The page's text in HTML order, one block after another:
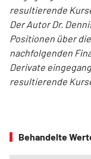
resultierende
Der Autor Dr.
Positionen über
nachfolgenden
Derivate
resultierende
Behandelte